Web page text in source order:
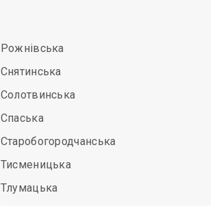
Рожнівська
Снятинська
Солотвинська
Спаська
Старобогородчанська
Тисменицька
Тлумацька